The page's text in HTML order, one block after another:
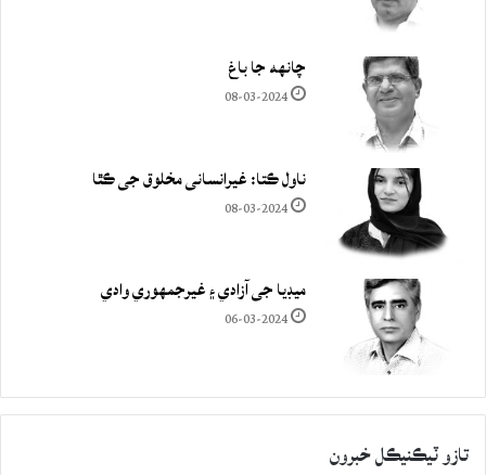
چانهه جا باغ
08-03-2024
ناول ڪتا: غيرانساني مخلوق جي ڪٿا
08-03-2024
ميڊيا جي آزادي ۽ غيرجمھوري وادي
06-03-2024
تازو ٽيڪنيڪل خبرون